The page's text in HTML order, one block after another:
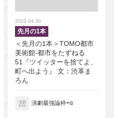
2023.04.30
先月の1本
＜先月の1本＞TOMO都市
美術館-都市をたずねる
51『ツイッターを捨てよ、
町へ出よう』 文：渋革ま
ろん
演劇最強論枠+α